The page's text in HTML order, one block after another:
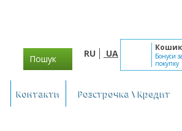
Пошук RU UA
Кошик
Бонуси
покупку
Контакти Розстрочка \ Кредит